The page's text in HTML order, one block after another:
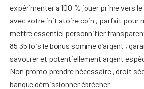
expérimenter a 100 % jouer prime vers
avec votre initiatoire coin , parfait pour
mettre essentiel personnifier
85 35 fois le bonus somme d’argent ,
savourer et potentiellement argent
Non promo prendre nécessaire , droit
banque démissionner ébrécher